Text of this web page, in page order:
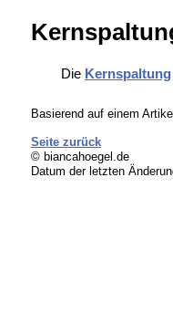
Die Kernspaltung
Basierend auf einem
Seite zurück
© biancahoegel.de
Datum der letzten